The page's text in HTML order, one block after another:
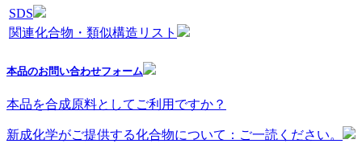
SDS
関連化合物・類似構造リスト
本品のお問い合わせフォーム
本品を合成原料としてご利用ですか？
新成化学がご提供する化合物について：ご一読ください。